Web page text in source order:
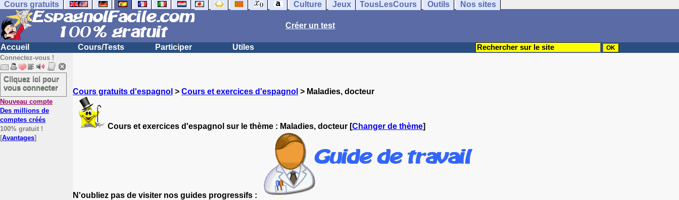
Cours gratuits Culture Jeux TousLesCours Outils Nos sites
Créer un test
Accueil Cours/Tests Participer Utiles
Connectez-vous !
Cliquez ici pour
vous connecter
Nouveau compte
Des millions de
comptes créés
100% gratuit !
[Avantages]
Cours gratuits d'espagnol > Cours et exercices d'espagnol > Maladies, docteur
Cours et exercices d'espagnol sur le thème : Maladies, docteur [Changer de thème]
N'oubliez pas de visiter nos guides progressifs :